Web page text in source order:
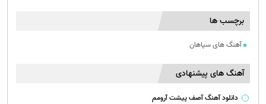
برچسب ها
آهنگ های سپاهان
آهنگ های پیشنهادی
دانلود آهنگ آصف پیشت آرومم